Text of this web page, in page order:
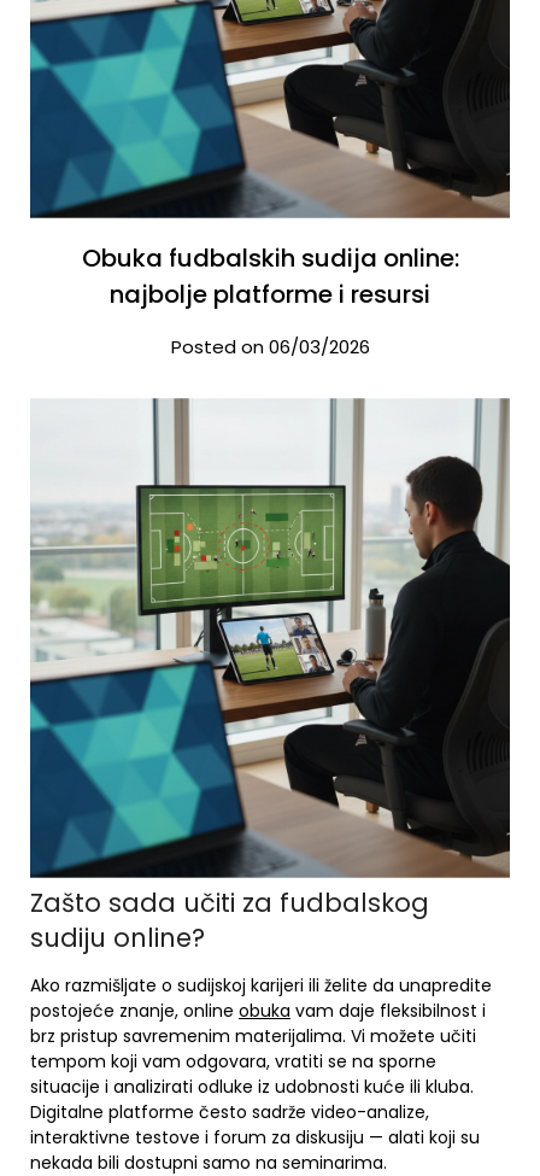
Obuka fudbalskih sudija online:
najbolje platforme i resursi
Posted on 06/03/2026
Zašto sada učiti za fudbalskog
sudiju online?
Ako razmišljate o sudijskoj karijeri ili želite da unapredite
postojeće znanje, online obuka vam daje fleksibilnost i
brz pristup savremenim materijalima. Vi možete učiti
tempom koji vam odgovara, vratiti se na sporne
situacije i analizirati odluke iz udobnosti kuće ili kluba.
Digitalne platforme često sadrže video-analize,
interaktivne testove i forum za diskusiju — alati koji su
nekada bili dostupni samo na seminarima.